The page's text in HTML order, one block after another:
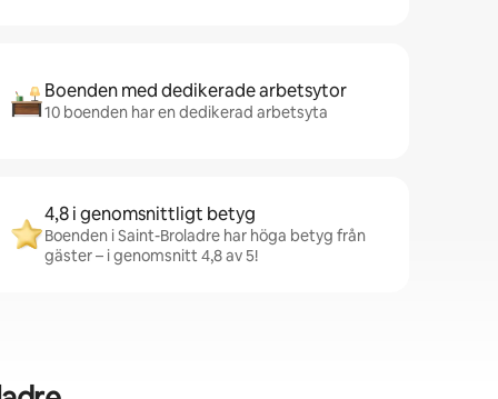
Boenden med dedikerade arbetsytor
10 boenden har en dedikerad arbetsyta
4,8 i genomsnittligt betyg
Boenden i Saint-Broladre har höga betyg från
gäster – i genomsnitt 4,8 av 5!